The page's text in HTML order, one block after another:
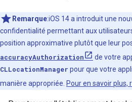
Remarque:iOS 14 a introduit une
confidentialité permettant aux
position approximative plutôt que leur
accuracyAuthorization
de votre
CLLocationManager pour que votre
manière appropriée. Pour en savoir plus,